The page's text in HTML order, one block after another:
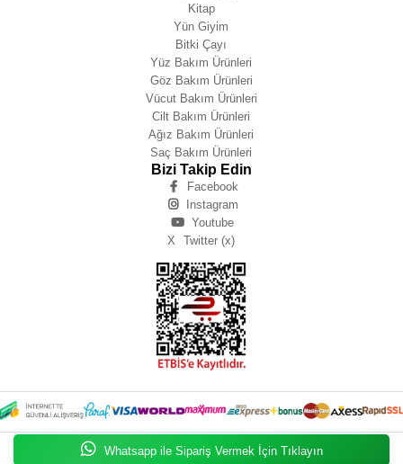
Kitap
Yün Giyim
Bitki Çayı
Yüz Bakım Ürünleri
Göz Bakım Ürünleri
Vücut Bakım Ürünleri
Cilt Bakım Ürünleri
Ağız Bakım Ürünleri
Saç Bakım Ürünleri
Bizi Takip Edin
Facebook
Instagram
Youtube
X
Twitter (x)
Zeynep IŞIK BÜYÜKBAY
Whatsapp ile Sipariş Vermek İçin Tıklayın